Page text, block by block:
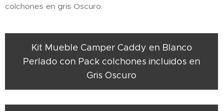
colchones en gris Oscuro.
Kit Mueble Camper Caddy en Blanco
Perlado con Pack colchones incluidos en
Gris Oscuro